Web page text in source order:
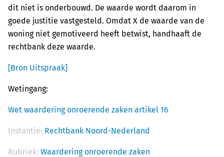
dit niet is onderbouwd. De waarde wordt daarom in
goede justitie vastgesteld. Omdat X de waarde van de
woning niet gemotiveerd heeft betwist, handhaaft de
rechtbank deze waarde.
[Bron Uitspraak]
Wetingang:
Wet waardering onroerende zaken artikel 16
Instantie: Rechtbank Noord-Nederland
Rubriek: Waardering onroerende zaken